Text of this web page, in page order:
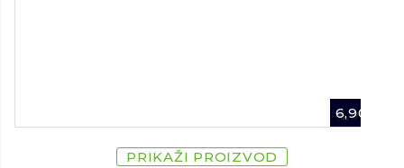
6,90
PRIKAŽI PROIZVOD